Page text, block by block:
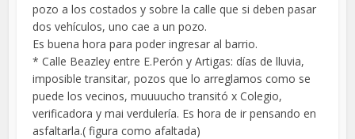
pozo a los costados y sobre la calle que si deben pasar
dos vehículos, uno cae a un pozo.
Es buena hora para poder ingresar al barrio.
* Calle Beazley entre E.Perón y Artigas: días de lluvia,
imposible transitar, pozos que lo arreglamos como se
puede los vecinos, muuuucho transitó x Colegio,
verificadora y mai verdulería. Es hora de ir pensando en
asfaltarla.( figura como afaltada)